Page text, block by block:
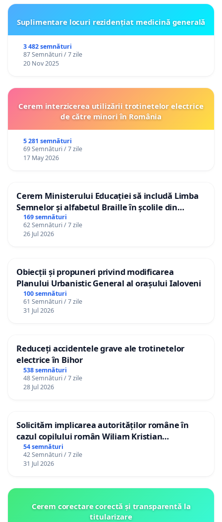
Suplimentare locuri rezidențiat medicină generală
3 482 semnături
87 Semnături / 7 zile
20 Nov 2025
Cerem interzicerea utilizării trotinetelor electrice
de către minori în România
5 281 semnături
69 Semnături / 7 zile
17 May 2026
Cerem Ministerului Educației să includă Limba
Semnelor și alfabetul Braille în școlile din
Republica Moldova!
169 semnături
62 Semnături / 7 zile
26 Jul 2026
Obiecții și propuneri privind modificarea
Planului Urbanistic General al orașului Ialoveni
100 semnături
61 Semnături / 7 zile
31 Jul 2026
Reduceți accidentele grave ale trotinetelor
electrice în Bihor
538 semnături
48 Semnături / 7 zile
28 Jul 2026
Solicităm implicarea autorităților române în
cazul copilului român Wiliam Kristian
Gheorghe, aflat în plasament în Danemarca de
12 ani
54 semnături
42 Semnături / 7 zile
31 Jul 2026
Cerem corectare corectă și transparentă la
titularizare